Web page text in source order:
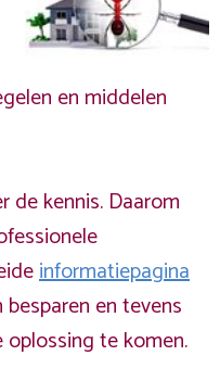
en middelen
de kennis. Daarom
informatiepagina
en tevens
te komen.